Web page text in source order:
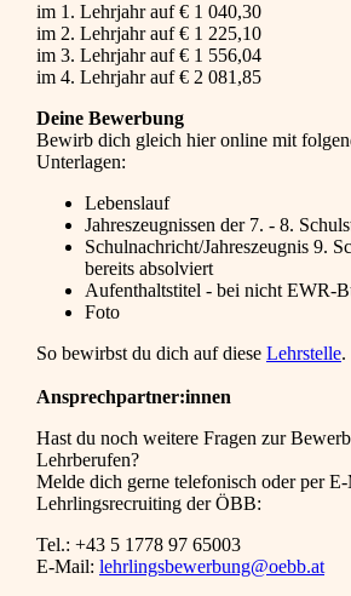
im 1. Lehrjahr auf € 1 040,30
im 2. Lehrjahr auf € 1 225,10
im 3. Lehrjahr auf € 1 556,04
im 4. Lehrjahr auf € 2 081,85
Deine Bewerbung
Bewirb dich gleich hier online mit
Unterlagen:
Lebenslauf
Jahreszeugnissen der 7. - 8.
Schulnachricht/Jahreszeugnis 9.
bereits absolviert
Aufenthaltstitel - bei nicht EWR-
Foto
So bewirbst du dich auf diese Lehrstelle.
Ansprechpartner:innen
Hast du noch weitere Fragen zur
Lehrberufen?
Melde dich gerne telefonisch oder per
Lehrlingsrecruiting der ÖBB:
Tel.: +43 5 1778 97 65003
E-Mail: lehrlingsbewerbung@oebb.at